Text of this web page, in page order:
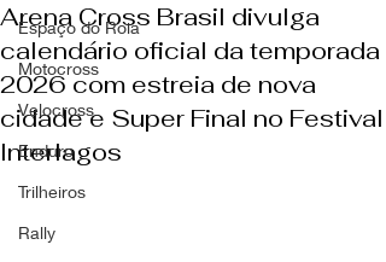
Espaço do Roia
Motocross
Velocross
Enduro
Trilheiros
Rally
Arena Cross Brasil divulga
calendário oficial da temporada
2026 com estreia de nova
cidade e Super Final no Festival
Interlagos